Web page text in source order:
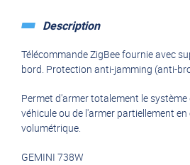
Description
Télécommande ZigBee fournie avec
bord. Protection anti-jamming (anti-
Permet d'armer totalement le
véhicule ou de l'armer partiellement
volumétrique.
GEMINI 738W